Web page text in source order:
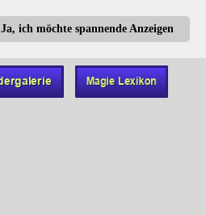
Ja, ich möchte spannende Anzeigen